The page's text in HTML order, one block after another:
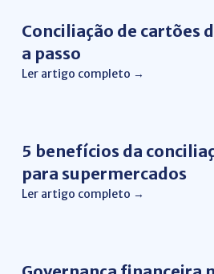
Conciliação de cartões
a passo
Ler artigo completo →
5 benefícios da
para supermercados
Ler artigo completo →